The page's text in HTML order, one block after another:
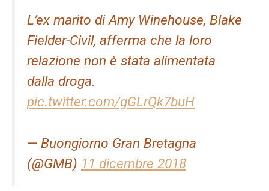
L’ex marito di Amy Winehouse, Blake
Fielder-Civil, afferma che la loro
relazione non è stata alimentata
dalla droga.
pic.twitter.com/gGLrQk7buH
— Buongiorno Gran Bretagna
(@GMB) 11 dicembre 2018